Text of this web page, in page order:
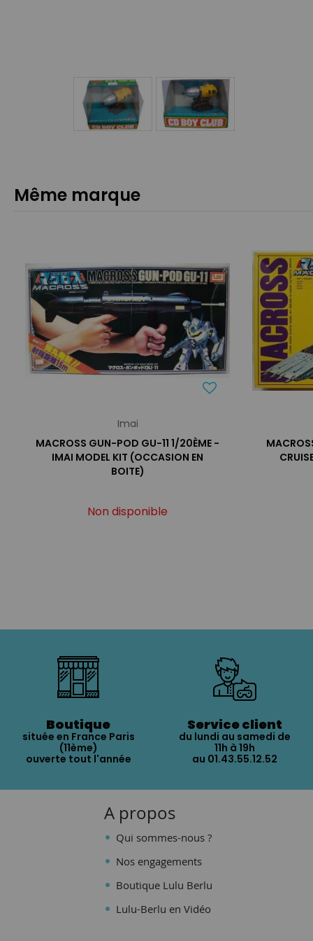
Même marque
Imai
MACROSS GUN-POD GU-11 1/20ÈME -
IMAI MODEL KIT (OCCASION EN
BOITE)
Non disponible
Boutique
située en France Paris
(11ème)
ouverte tout l'année
Service client
du lundi au samedi de
11h à 19h
au 01.43.55.12.52
A propos
Qui sommes-nous ?
Nos engagements
Boutique Lulu Berlu
Lulu-Berlu en Vidéo